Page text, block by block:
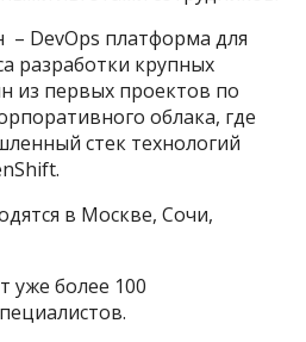
DevOps платформа для
разработки крупных
из первых проектов по
облака, где
стек технологий
в Москве, Сочи,
уже более 100